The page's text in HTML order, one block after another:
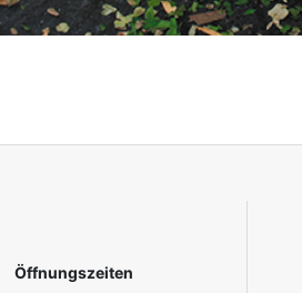
Öffnungszeiten